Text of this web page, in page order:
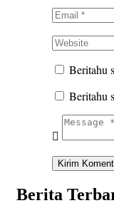
Beritahu
Beritahu
Berita